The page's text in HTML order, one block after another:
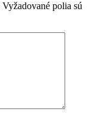
Vyžadované polia sú